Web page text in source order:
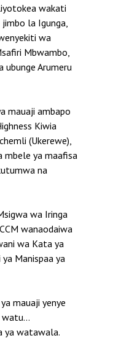
wakati
la Igunga,
wa
Mbwambo,
ubunge Arumeru
mauaji ambapo
Kiwia
(Ukerewe),
mbele ya maafisa
na
wa Iringa
wanaodaiwa
wa Kata ya
Manispaa ya
mauaji yenye
watu…
ya watawala.